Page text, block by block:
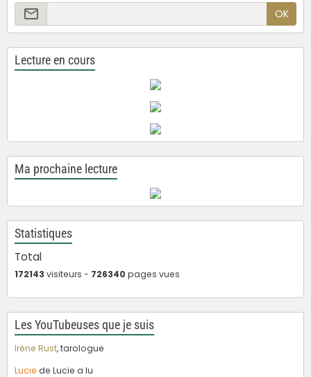
OK
Lecture en cours
Ma prochaine lecture
Statistiques
Total
172143 visiteurs - 726340 pages vues
Les YouTubeuses que je suis
Irène Rust, tarologue
Lucie de Lucie a lu